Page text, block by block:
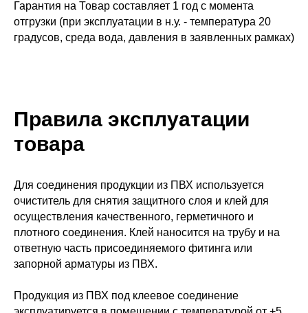
Гарантия на Товар составляет 1 год с момента
отгрузки (при эксплуатации в н.у. - температура 20
градусов, среда вода, давления в заявленных рамках)
Правила эксплуатации
товара
Для соединения продукции из ПВХ используется
очиститель для снятия защитного слоя и клей для
осуществления качественного, герметичного и
плотного соединения. Клей наносится на трубу и на
ответную часть присоединяемого фитинга или
запорной арматуры из ПВХ.
Продукция из ПВХ под клеевое соединение